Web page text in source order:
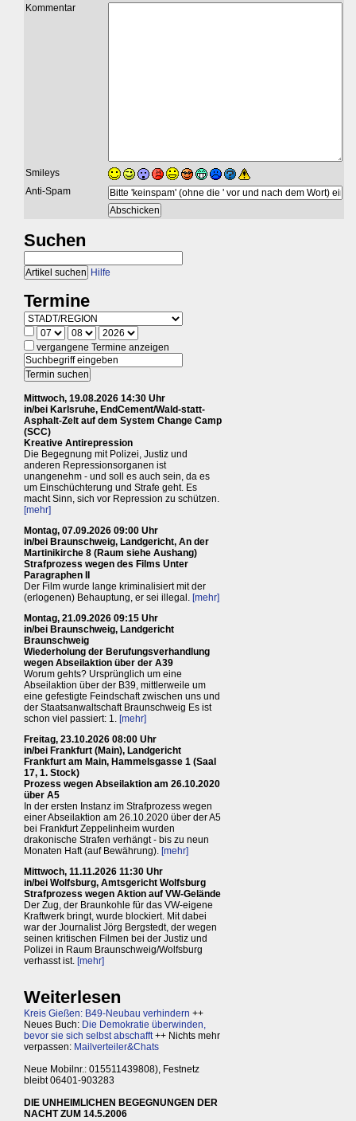
Kommentar
Smileys
Anti-Spam
Suchen
Hilfe
Termine
vergangene Termine anzeigen
Mittwoch, 19.08.2026 14:30 Uhr
in/bei Karlsruhe, EndCement/Wald-statt-
Asphalt-Zelt auf dem System Change Camp
(SCC)
Kreative Antirepression
Die Begegnung mit Polizei, Justiz und
anderen Repressionsorganen ist
unangenehm - und soll es auch sein, da es
um Einschüchterung und Strafe geht. Es
macht Sinn, sich vor Repression zu schützen.
[mehr]
Montag, 07.09.2026 09:00 Uhr
in/bei Braunschweig, Landgericht, An der
Martinikirche 8 (Raum siehe Aushang)
Strafprozess wegen des Films Unter
Paragraphen II
Der Film wurde lange kriminalisiert mit der
(erlogenen) Behauptung, er sei illegal. [mehr]
Montag, 21.09.2026 09:15 Uhr
in/bei Braunschweig, Landgericht
Braunschweig
Wiederholung der Berufungsverhandlung
wegen Abseilaktion über der A39
Worum gehts? Ursprünglich um eine
Abseilaktion über der B39, mittlerweile um
eine gefestigte Feindschaft zwischen uns und
der Staatsanwaltschaft Braunschweig Es ist
schon viel passiert: 1. [mehr]
Freitag, 23.10.2026 08:00 Uhr
in/bei Frankfurt (Main), Landgericht
Frankfurt am Main, Hammelsgasse 1 (Saal
17, 1. Stock)
Prozess wegen Abseilaktion am 26.10.2020
über A5
In der ersten Instanz im Strafprozess wegen
einer Abseilaktion am 26.10.2020 über der A5
bei Frankfurt Zeppelinheim wurden
drakonische Strafen verhängt - bis zu neun
Monaten Haft (auf Bewährung). [mehr]
Mittwoch, 11.11.2026 11:30 Uhr
in/bei Wolfsburg, Amtsgericht Wolfsburg
Strafprozess wegen Aktion auf VW-Gelände
Der Zug, der Braunkohle für das VW-eigene
Kraftwerk bringt, wurde blockiert. Mit dabei
war der Journalist Jörg Bergstedt, der wegen
seinen kritischen Filmen bei der Justiz und
Polizei in Raum Braunschweig/Wolfsburg
verhasst ist. [mehr]
Weiterlesen
Kreis Gießen: B49-Neubau verhindern ++
Neues Buch: Die Demokratie überwinden,
bevor sie sich selbst abschafft++ Nichts mehr
verpassen: Mailverteiler&Chats
Neue Mobilnr.: 015511439808), Festnetz
bleibt 06401-903283
DIE UNHEIMLICHEN BEGEGNUNGEN DER
NACHT ZUM 14.5.2006